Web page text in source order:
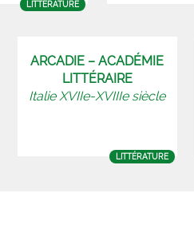
LITTÉRATURE
ARCADIE – ACADÉMIE
LITTÉRAIRE
Italie XVIIe-XVIIIe siècle
LITTÉRATURE